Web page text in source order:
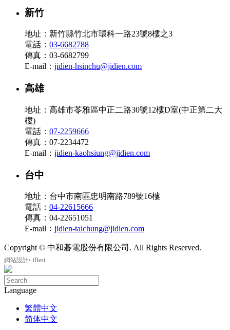
新竹
地址：新竹縣竹北市環科一路23號8樓之3
電話： 03-6682788
傳真：03-6682799
E-mail： jidien-hsinchu@jidien.com
高雄
地址：高雄市苓雅區中正二路30號12樓D室(中正第二大
樓)
電話： 07-2259666
傳真：07-2234472
E-mail： jidien-kaohsiung@jidien.com
台中
地址：台中市南區忠明南路789號16樓
電話： 04-22615666
傳真：04-22651051
E-mail： jidien-taichung@jidien.com
Copyright © 中和碁電股份有限公司. All Rights Reserved.
網站設計‧ iBest
Language
繁體中文
简体中文